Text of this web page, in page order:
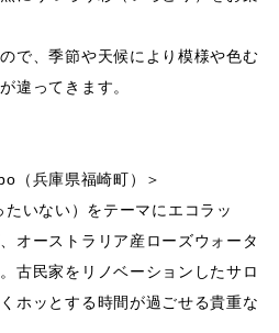
で、季節や天候により模様や色む
違ってきます。
（兵庫県福崎町）＞
いない）をテーマにエコラッ
オーストラリア産ローズウォータ
古民家をリノベーションしたサロ
ホッとする時間が過ごせる貴重な